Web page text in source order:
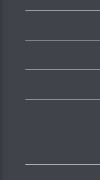
רושם כפי